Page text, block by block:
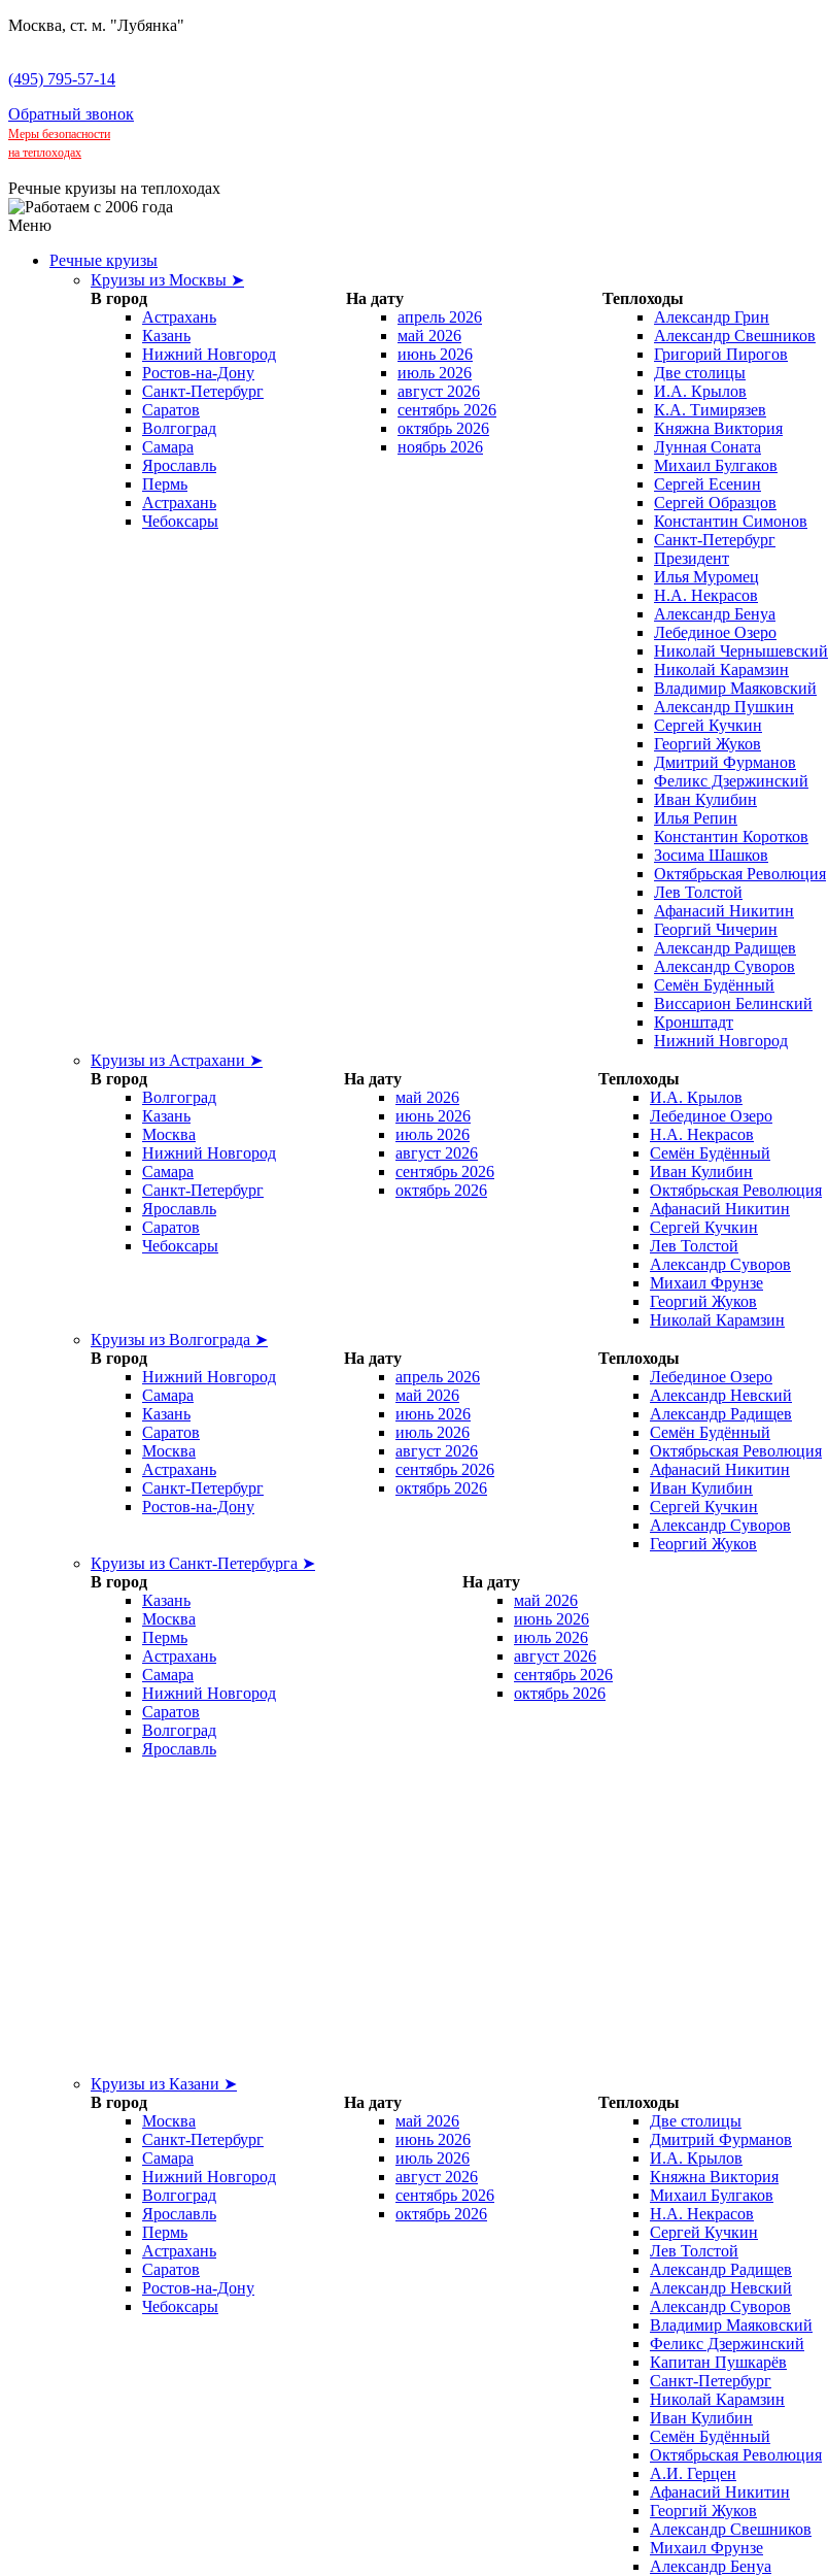
Москва, ст. м. "Лубянка"
(495) 795-57-14
Обратный звонок
Меры безопасности
на теплоходах
Речные круизы на теплоходах
Меню
Речные круизы
Круизы из Москвы ➤
В город
На дату
Теплоходы
Астрахань
Казань
Нижний Новгород
Ростов-на-Дону
Санкт-Петербург
Саратов
Волгоград
Самара
Ярославль
Пермь
Астрахань
Чебоксары
апрель 2026
май 2026
июнь 2026
июль 2026
август 2026
сентябрь 2026
октябрь 2026
ноябрь 2026
Александр Грин
Александр Свешников
Григорий Пирогов
Две столицы
И.А. Крылов
К.А. Тимирязев
Княжна Виктория
Лунная Соната
Михаил Булгаков
Сергей Есенин
Сергей Образцов
Константин Симонов
Санкт-Петербург
Президент
Илья Муромец
Н.А. Некрасов
Александр Бенуа
Лебединое Озеро
Николай Чернышевский
Николай Карамзин
Владимир Маяковский
Александр Пушкин
Сергей Кучкин
Георгий Жуков
Дмитрий Фурманов
Феликс Дзержинский
Иван Кулибин
Илья Репин
Константин Коротков
Зосима Шашков
Октябрьская Революция
Лев Толстой
Афанасий Никитин
Георгий Чичерин
Александр Радищев
Александр Суворов
Семён Будённый
Виссарион Белинский
Кронштадт
Нижний Новгород
Круизы из Астрахани ➤
В город
На дату
Теплоходы
Волгоград
Казань
Москва
Нижний Новгород
Самара
Санкт-Петербург
Ярославль
Саратов
Чебоксары
май 2026
июнь 2026
июль 2026
август 2026
сентябрь 2026
октябрь 2026
И.А. Крылов
Лебединое Озеро
Н.А. Некрасов
Семён Будённый
Иван Кулибин
Октябрьская Революция
Афанасий Никитин
Сергей Кучкин
Лев Толстой
Александр Суворов
Михаил Фрунзе
Георгий Жуков
Николай Карамзин
Круизы из Волгограда ➤
В город
На дату
Теплоходы
Нижний Новгород
Самара
Казань
Саратов
Москва
Астрахань
Санкт-Петербург
Ростов-на-Дону
апрель 2026
май 2026
июнь 2026
июль 2026
август 2026
сентябрь 2026
октябрь 2026
Лебединое Озеро
Александр Невский
Александр Радищев
Семён Будённый
Октябрьская Революция
Афанасий Никитин
Иван Кулибин
Сергей Кучкин
Александр Суворов
Георгий Жуков
Круизы из Санкт-Петербурга ➤
В город
На дату
Казань
Москва
Пермь
Астрахань
Самара
Нижний Новгород
Саратов
Волгоград
Ярославль
май 2026
июнь 2026
июль 2026
август 2026
сентябрь 2026
октябрь 2026
Круизы из Казани ➤
В город
На дату
Теплоходы
Москва
Санкт-Петербург
Самара
Нижний Новгород
Волгоград
Ярославль
Пермь
Астрахань
Саратов
Ростов-на-Дону
Чебоксары
май 2026
июнь 2026
июль 2026
август 2026
сентябрь 2026
октябрь 2026
Две столицы
Дмитрий Фурманов
И.А. Крылов
Княжна Виктория
Михаил Булгаков
Н.А. Некрасов
Сергей Кучкин
Лев Толстой
Александр Радищев
Александр Невский
Александр Суворов
Владимир Маяковский
Феликс Дзержинский
Капитан Пушкарёв
Санкт-Петербург
Николай Карамзин
Иван Кулибин
Семён Будённый
Октябрьская Революция
А.И. Герцен
Афанасий Никитин
Георгий Жуков
Александр Свешников
Михаил Фрунзе
Александр Бенуа